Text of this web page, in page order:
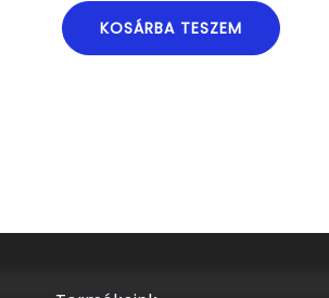
KOSÁRBA TESZEM